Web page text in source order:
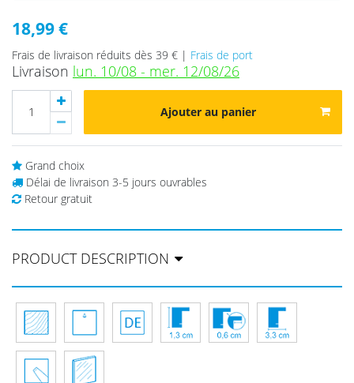
18,99 €
Frais de livraison réduits dès 39 € | Frais de port
Livraison lun. 10/08 - mer. 12/08/26
Ajouter au panier
Grand choix
Délai de livraison 3-5 jours ouvrables
Retour gratuit
PRODUCT DESCRIPTION